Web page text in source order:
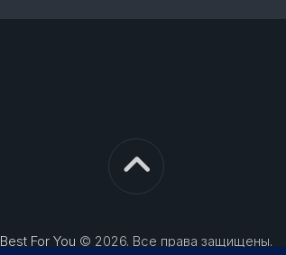
Best For You © 2026. Все права защищены.